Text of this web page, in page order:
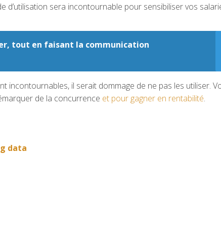
d’utilisation sera incontournable pour sensibiliser vos
tout en faisant la communication
incontournables, il serait dommage de ne pas les utiliser.
de la concurrence et pour gagner en rentabilité.
data